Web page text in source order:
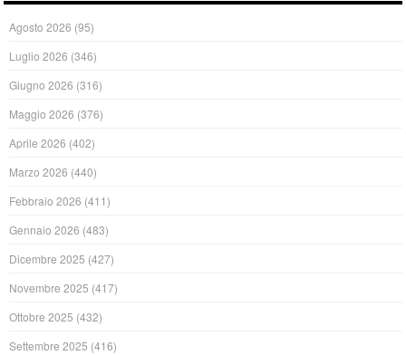
Agosto 2026 (95)
Luglio 2026 (346)
Giugno 2026 (316)
Maggio 2026 (376)
Aprile 2026 (402)
Marzo 2026 (440)
Febbraio 2026 (411)
Gennaio 2026 (483)
Dicembre 2025 (427)
Novembre 2025 (417)
Ottobre 2025 (432)
Settembre 2025 (416)